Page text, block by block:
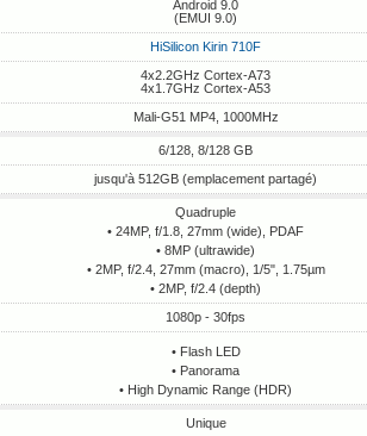
Android 9.0
(EMUI 9.0)
HiSilicon Kirin 710F
4x2.2GHz Cortex-A73
4x1.7GHz Cortex-A53
Mali-G51 MP4, 1000MHz
6/128, 8/128 GB
jusqu'à 512GB (emplacement partagé)
Quadruple
• 24MP, f/1.8, 27mm (wide), PDAF
• 8MP (ultrawide)
• 2MP, f/2.4, 27mm (macro), 1/5", 1.75µm
• 2MP, f/2.4 (depth)
1080p - 30fps
• Flash LED
• Panorama
• High Dynamic Range (HDR)
Unique